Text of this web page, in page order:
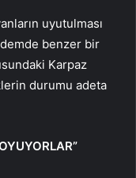
uyutulması
benzer bir
Karpaz
durumu adeta